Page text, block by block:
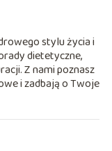
stylu życia i
dietetyczne,
Z nami poznasz
i zadbają o Twoje